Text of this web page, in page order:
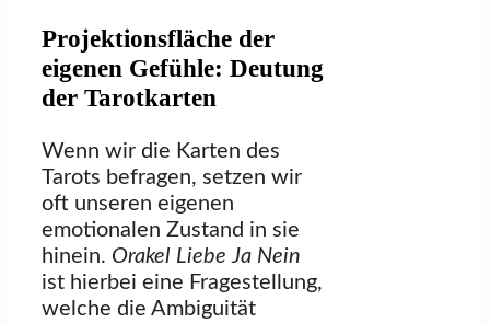
Projektionsfläche der
eigenen Gefühle: Deutung
der Tarotkarten
Wenn wir die Karten des
Tarots befragen, setzen wir
oft unseren eigenen
emotionalen Zustand in sie
hinein. Orakel Liebe Ja Nein
ist hierbei eine Fragestellung,
welche die Ambiguität